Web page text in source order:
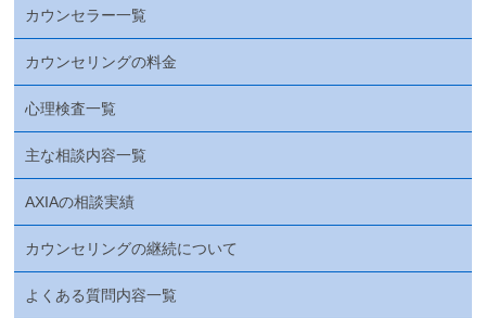
カウンセラー一覧
カウンセリングの料金
心理検査一覧
主な相談内容一覧
AXIAの相談実績
カウンセリングの継続について
よくある質問内容一覧